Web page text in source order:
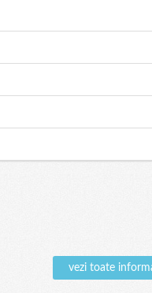
vezi toate